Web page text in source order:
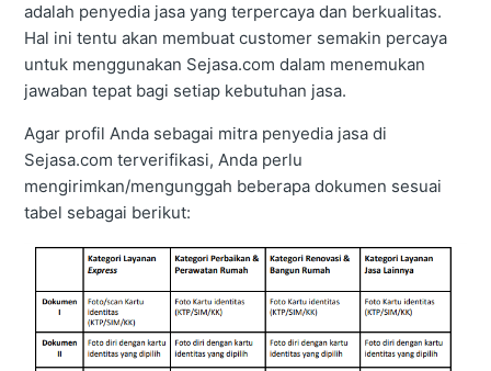
adalah penyedia jasa yang terpercaya dan berkualitas.
Hal ini tentu akan membuat customer semakin percaya
untuk menggunakan Sejasa.com dalam menemukan
jawaban tepat bagi setiap kebutuhan jasa.
Agar profil Anda sebagai mitra penyedia jasa di
Sejasa.com terverifikasi, Anda perlu
mengirimkan/mengunggah beberapa dokumen sesuai
tabel sebagai berikut: